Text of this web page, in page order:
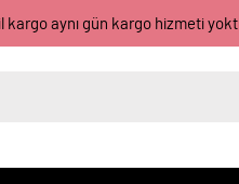
aynı gün kargo hizmeti